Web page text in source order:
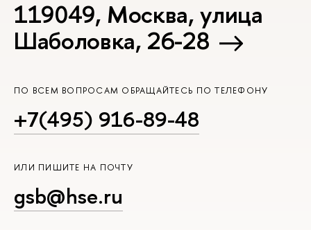
119049, Москва, улица
Шаболовка, 26-28
ПО ВСЕМ ВОПРОСАМ ОБРАЩАЙТЕСЬ ПО ТЕЛЕФОНУ
+7(495) 916-89-48
ИЛИ ПИШИТЕ НА ПОЧТУ
gsb@hse.ru